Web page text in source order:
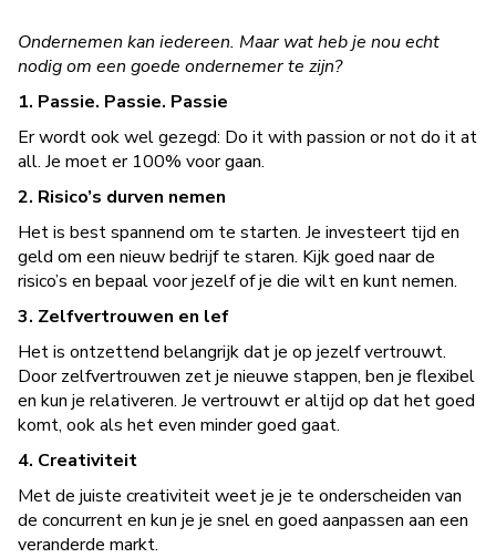
Ondernemen kan iedereen. Maar wat heb je nou echt
nodig om een goede ondernemer te zijn?
1. Passie. Passie. Passie
Er wordt ook wel gezegd: Do it with passion or not do it at
all. Je moet er 100% voor gaan.
2. Risico’s durven nemen
Het is best spannend om te starten. Je investeert tijd en
geld om een nieuw bedrijf te staren. Kijk goed naar de
risico’s en bepaal voor jezelf of je die wilt en kunt nemen.
3. Zelfvertrouwen en lef
Het is ontzettend belangrijk dat je op jezelf vertrouwt.
Door zelfvertrouwen zet je nieuwe stappen, ben je flexibel
en kun je relativeren. Je vertrouwt er altijd op dat het goed
komt, ook als het even minder goed gaat.
4. Creativiteit
Met de juiste creativiteit weet je je te onderscheiden van
de concurrent en kun je je snel en goed aanpassen aan een
veranderde markt.